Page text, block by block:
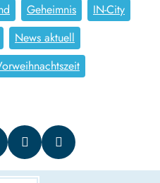
Geheimnis
IN-City
News aktuell